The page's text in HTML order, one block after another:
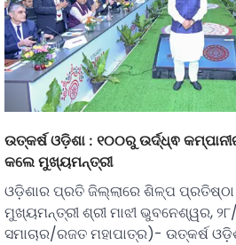
ଉତ୍କର୍ଷ ଓଡ଼ିଶା : ୧୦୦ରୁ ଉର୍ଦ୍ଧ୍ଵ
କଲେ ମୁଖ୍ୟମନ୍ତ୍ରୀ
ଓଡ଼ିଶାର ପ୍ରତି ଜିଲ୍ଲାରେ ଶିଳ୍ପ
ମୁଖ୍ୟମନ୍ତ୍ରୀ ଶ୍ରୀ ମାଝୀ ଭୁବନେଶ୍ୱର,
ସମାଚାର/ରଜତ ମହାପାତ୍ର)- ଉତ୍କର୍ଷ